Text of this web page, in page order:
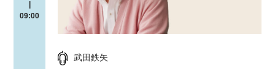
09:00
武田鉄矢